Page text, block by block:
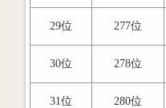
29位 277位
30位 278位
31位 280位